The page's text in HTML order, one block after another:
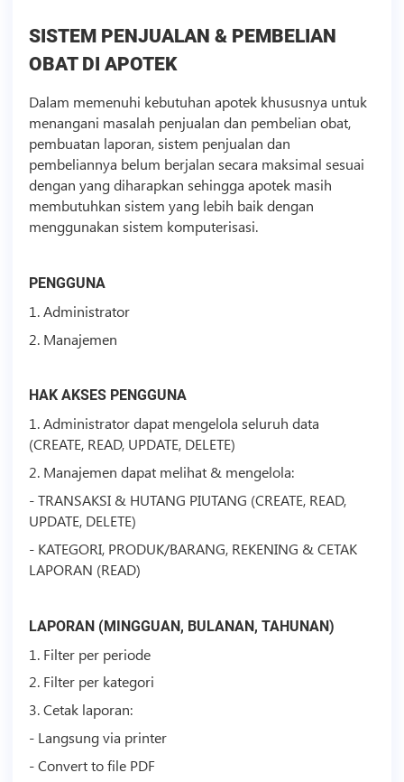
SISTEM PENJUALAN & PEMBELIAN
OBAT DI APOTEK
Dalam memenuhi kebutuhan apotek khususnya untuk
menangani masalah penjualan dan pembelian obat,
pembuatan laporan, sistem penjualan dan
pembeliannya belum berjalan secara maksimal sesuai
dengan yang diharapkan sehingga apotek masih
membutuhkan sistem yang lebih baik dengan
menggunakan sistem komputerisasi.
PENGGUNA
1. Administrator
2. Manajemen
HAK AKSES PENGGUNA
1. Administrator dapat mengelola seluruh data
(CREATE, READ, UPDATE, DELETE)
2. Manajemen dapat melihat & mengelola:
- TRANSAKSI & HUTANG PIUTANG (CREATE, READ,
UPDATE, DELETE)
- KATEGORI, PRODUK/BARANG, REKENING & CETAK
LAPORAN (READ)
LAPORAN (MINGGUAN, BULANAN, TAHUNAN)
1. Filter per periode
2. Filter per kategori
3. Cetak laporan:
- Langsung via printer
- Convert to file PDF